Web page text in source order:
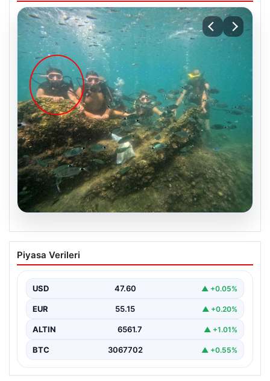
05.08.2026
Annesi yaşamını yitirmişti, kızı
Instagram’da yakaladı! Ölümlü scuba
Piyasa Verileri
USD 47.60 ▲ +0.05%
EUR 55.15 ▲ +0.20%
ALTIN 6561.7 ▲ +1.01%
BTC 3067702 ▲ +0.55%